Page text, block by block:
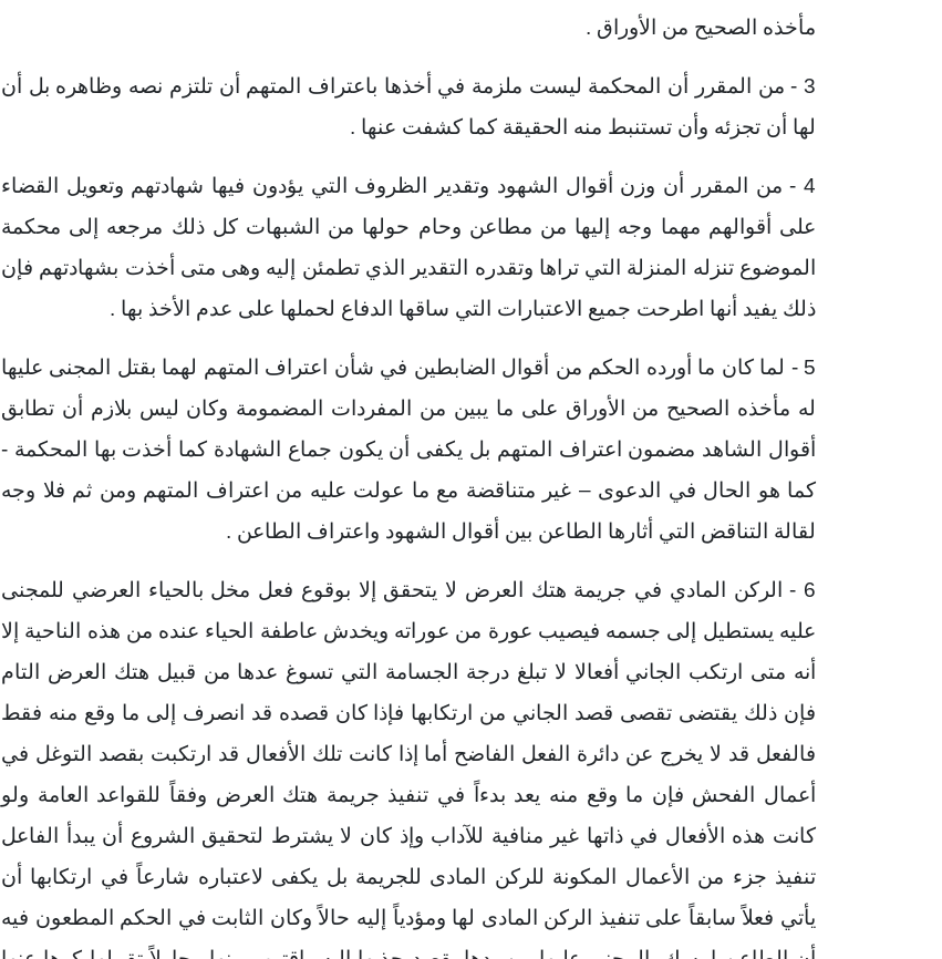
مأخذه الصحيح من الأوراق .
3 - من المقرر أن المحكمة ليست ملزمة في أخذها باعتراف المتهم أن تلتزم نصه وظاهره بل أن
لها أن تجزئه وأن تستنبط منه الحقيقة كما كشفت عنها .
4 - من المقرر أن وزن أقوال الشهود وتقدير الظروف التي يؤدون فيها شهادتهم وتعويل القضاء
على أقوالهم مهما وجه إليها من مطاعن وحام حولها من الشبهات كل ذلك مرجعه إلى محكمة
الموضوع تنزله المنزلة التي تراها وتقدره التقدير الذي تطمئن إليه وهى متى أخذت بشهادتهم فإن
ذلك يفيد أنها اطرحت جميع الاعتبارات التي ساقها الدفاع لحملها على عدم الأخذ بها .
5 - لما كان ما أورده الحكم من أقوال الضابطين في شأن اعتراف المتهم لهما بقتل المجنى عليها
له مأخذه الصحيح من الأوراق على ما يبين من المفردات المضمومة وكان ليس بلازم أن تطابق
أقوال الشاهد مضمون اعتراف المتهم بل يكفى أن يكون جماع الشهادة كما أخذت بها المحكمة -
كما هو الحال في الدعوى – غير متناقضة مع ما عولت عليه من اعتراف المتهم ومن ثم فلا وجه
لقالة التناقض التي أثارها الطاعن بين أقوال الشهود واعتراف الطاعن .
6 - الركن المادي في جريمة هتك العرض لا يتحقق إلا بوقوع فعل مخل بالحياء العرضي للمجنى
عليه يستطيل إلى جسمه فيصيب عورة من عوراته ويخدش عاطفة الحياء عنده من هذه الناحية إلا
أنه متى ارتكب الجاني أفعالا لا تبلغ درجة الجسامة التي تسوغ عدها من قبيل هتك العرض التام
فإن ذلك يقتضى تقصى قصد الجاني من ارتكابها فإذا كان قصده قد انصرف إلى ما وقع منه فقط
فالفعل قد لا يخرج عن دائرة الفعل الفاضح أما إذا كانت تلك الأفعال قد ارتكبت بقصد التوغل في
أعمال الفحش فإن ما وقع منه يعد بدءاً في تنفيذ جريمة هتك العرض وفقاً للقواعد العامة ولو
كانت هذه الأفعال في ذاتها غير منافية للآداب وإذ كان لا يشترط لتحقيق الشروع أن يبدأ الفاعل
تنفيذ جزء من الأعمال المكونة للركن المادى للجريمة بل يكفى لاعتباره شارعاً في ارتكابها أن
يأتي فعلاً سابقاً على تنفيذ الركن المادى لها ومؤدياً إليه حالاً وكان الثابت في الحكم المطعون فيه